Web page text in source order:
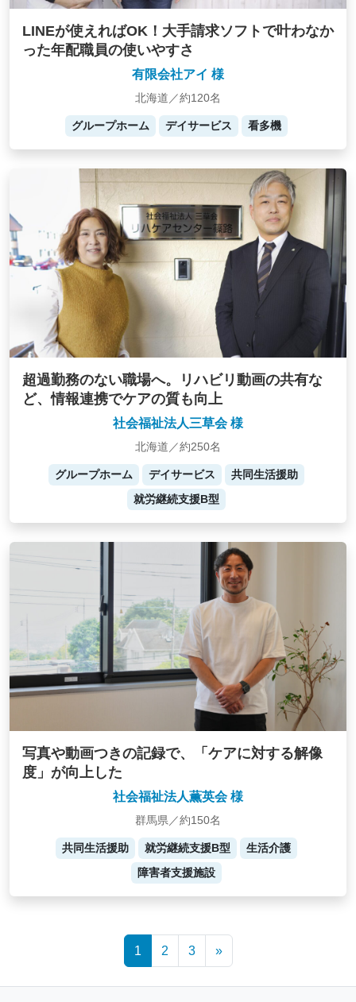
LINEが使えればOK！大手請求ソフトで叶わなか
った年配職員の使いやすさ
有限会社アイ 様
北海道／約120名
グループホーム デイサービス 看多機
超過勤務のない職場へ。リハビリ動画の共有な
ど、情報連携でケアの質も向上
社会福祉法人三草会 様
北海道／約250名
グループホーム デイサービス
共同生活援助
就労継続支援B型
写真や動画つきの記録で、「ケアに対する解像
度」が向上した
社会福祉法人薫英会 様
群馬県／約150名
共同生活援助 就労継続支援B型
生活介護
障害者支援施設
1 2 3 »